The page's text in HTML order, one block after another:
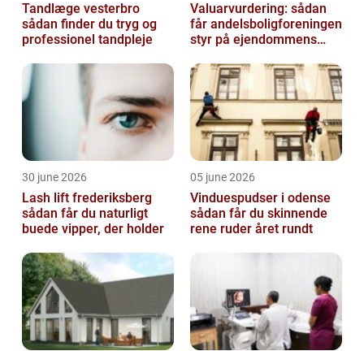
Tandlæge vesterbro
sådan finder du tryg og
professionel tandpleje
Valuarvurdering: sådan
får andelsboligforeningen
styr på ejendommens
30 june 2026
Lash lift frederiksberg
sådan får du naturligt
buede vipper, der holder
05 june 2026
Vinduespudser i odense
sådan får du skinnende
rene ruder året rundt